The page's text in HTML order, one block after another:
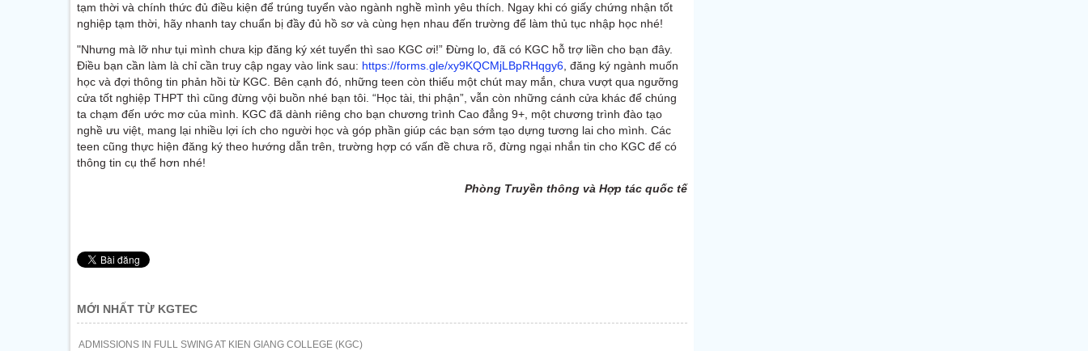
tạm thời và chính thức đủ điều kiện để trúng tuyển vào ngành nghề mình yêu thích. Ngay khi có giấy chứng nhận tốt
nghiệp tạm thời, hãy nhanh tay chuẩn bị đầy đủ hồ sơ và cùng hẹn nhau đến trường để làm thủ tục nhập học nhé!
"Nhưng mà lỡ như tụi mình chưa kịp đăng ký xét tuyển thì sao KGC ơi!” Đừng lo, đã có KGC hỗ trợ liền cho bạn đây.
Điều bạn cần làm là chỉ cần truy cập ngay vào link sau: https://forms.gle/xy9KQCMjLBpRHqgy6 , đăng ký ngành muốn
học và đợi thông tin phản hồi từ KGC. Bên cạnh đó, những teen còn thiếu một chút may mắn, chưa vượt qua ngưỡng
cửa tốt nghiệp THPT thì cũng đừng vội buồn nhé bạn tôi. “Học tài, thi phận”, vẫn còn những cánh cửa khác để chúng
ta chạm đến ước mơ của mình. KGC đã dành riêng cho bạn chương trình Cao đẳng 9+, một chương trình đào tạo
nghề ưu việt, mang lại nhiều lợi ích cho người học và góp phần giúp các bạn sớm tạo dựng tương lai cho mình. Các
teen cũng thực hiện đăng ký theo hướng dẫn trên, trường hợp có vấn đề chưa rõ, đừng ngại nhắn tin cho KGC để có
thông tin cụ thể hơn nhé!
Phòng Truyền thông và Hợp tác quốc tế
MỚI NHẤT TỪ KGTEC
ADMISSIONS IN FULL SWING AT KIEN GIANG COLLEGE (KGC)